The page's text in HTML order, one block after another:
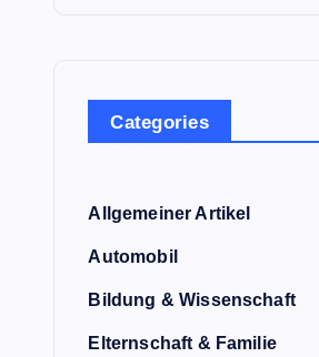
Categories
Allgemeiner Artikel
Automobil
Bildung & Wissenschaft
Elternschaft & Familie